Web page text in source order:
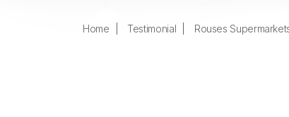
Home Testimonial Rouses